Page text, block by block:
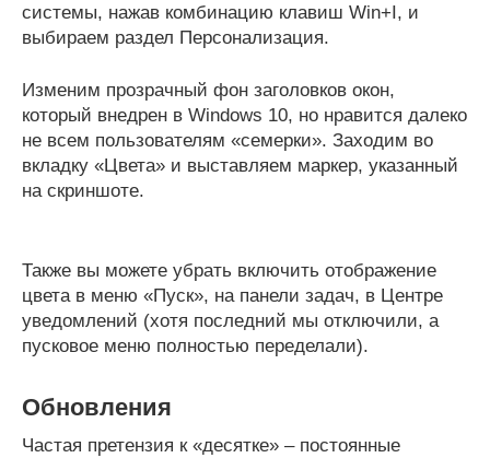
системы, нажав комбинацию клавиш Win+I, и
выбираем раздел Персонализация.
Изменим прозрачный фон заголовков окон,
который внедрен в Windows 10, но нравится далеко
не всем пользователям «семерки». Заходим во
вкладку «Цвета» и выставляем маркер, указанный
на скриншоте.
Также вы можете убрать включить отображение
цвета в меню «Пуск», на панели задач, в Центре
уведомлений (хотя последний мы отключили, а
пусковое меню полностью переделали).
Обновления
Частая претензия к «десятке» – постоянные